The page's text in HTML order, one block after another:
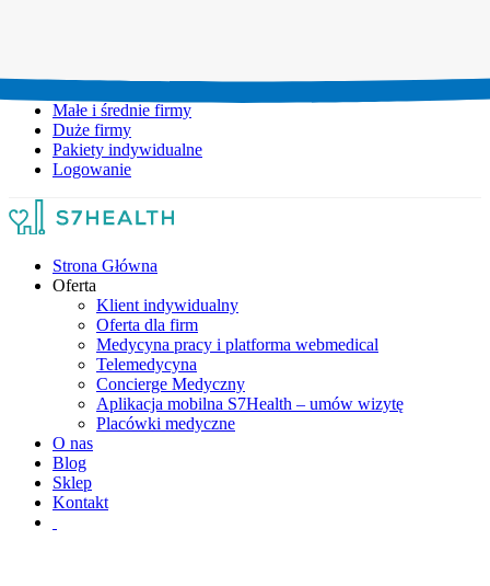
Małe i średnie firmy
Duże firmy
Pakiety indywidualne
Logowanie
Strona Główna
Oferta
Klient indywidualny
Oferta dla firm
Medycyna pracy i platforma webmedical
Telemedycyna
Concierge Medyczny
Aplikacja mobilna S7Health – umów wizytę
Placówki medyczne
O nas
Blog
Sklep
Kontakt